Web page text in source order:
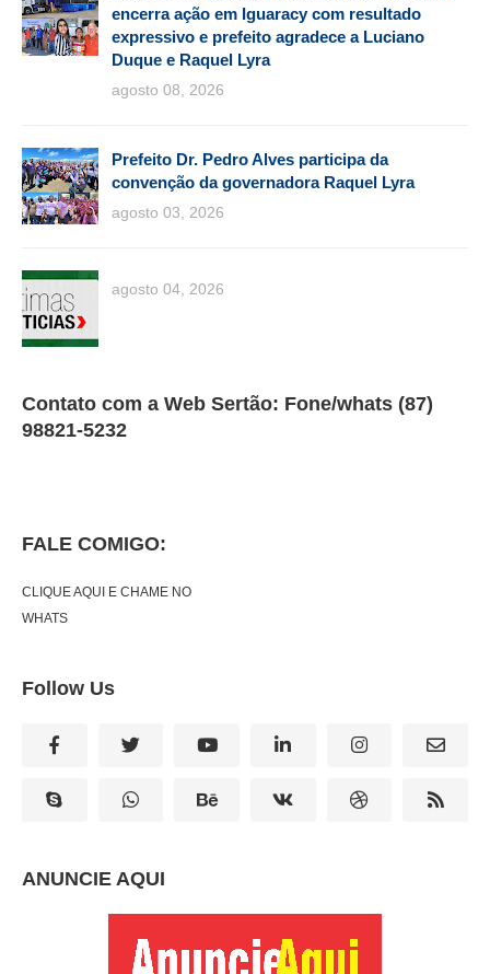
encerra ação em Iguaracy com resultado
expressivo e prefeito agradece a Luciano
Duque e Raquel Lyra
agosto 08, 2026
Prefeito Dr. Pedro Alves participa da
convenção da governadora Raquel Lyra
agosto 03, 2026
agosto 04, 2026
Contato com a Web Sertão: Fone/whats (87)
98821-5232
FALE COMIGO:
CLIQUE AQUI E CHAME NO
WHATS
Follow Us
ANUNCIE AQUI